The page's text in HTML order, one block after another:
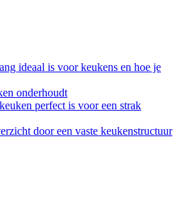
ideaal is voor keukens en hoe je
onderhoudt
perfect is voor een strak
door een vaste keukenstructuur